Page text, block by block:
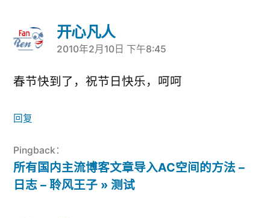
开心凡人
说：
2010年2月10日 下午8:45
春节快到了，祝节日快乐，呵呵
回复
Pingback：
所有国内主流博客文章导入AC空间的方法 –
日志 – 聆风王子 » 测试